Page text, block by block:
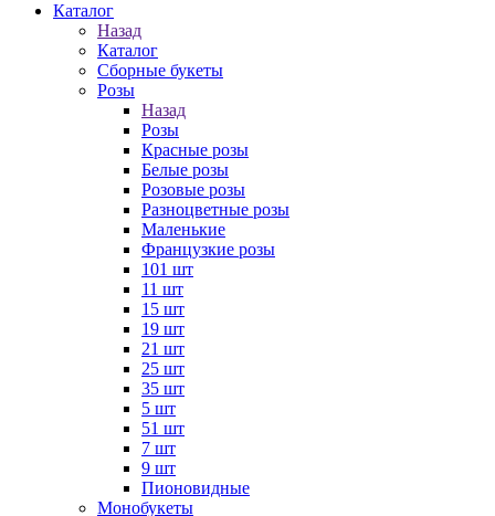
Каталог
Назад
Каталог
Сборные букеты
Розы
Назад
Розы
Красные розы
Белые розы
Розовые розы
Разноцветные розы
Маленькие
Французкие розы
101 шт
11 шт
15 шт
19 шт
21 шт
25 шт
35 шт
5 шт
51 шт
7 шт
9 шт
Пионовидные
Монобукеты